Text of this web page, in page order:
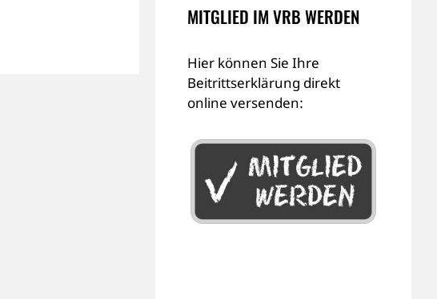
MITGLIED IM VRB WERDEN
Hier können Sie Ihre
Beitrittserklärung direkt
online versenden: